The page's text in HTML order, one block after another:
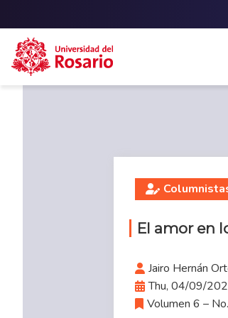
El amor en
Jairo Hernán
Thu, 04/09/
Volumen 6 –